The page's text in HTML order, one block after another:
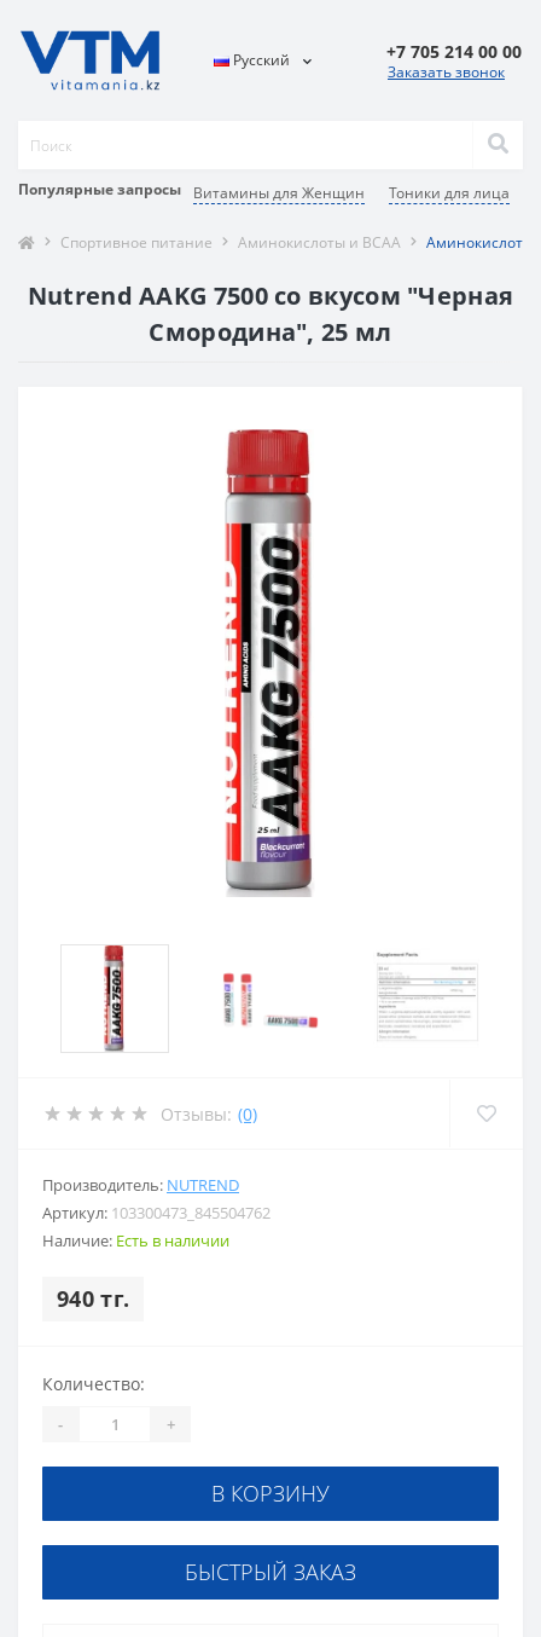
Популярные запросы Витамины для Женщин Тоники для лица
Русский +7 705 214 00 00
Заказать звонок
Спортивное питание Аминокислоты и BCAA
Nutrend AAKG 7500 со вкусом "Черная
Смородина", 25 мл
Отзывы: (0)
Производитель: NUTREND
Артикул: 103300473_845504762
Наличие: Есть в наличии
940 тг.
Количество:
- +
В КОРЗИНУ
БЫСТРЫЙ ЗАКАЗ